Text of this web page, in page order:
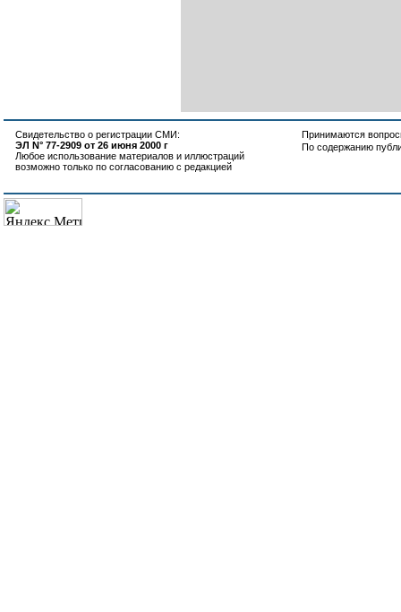
Свидетельство о регистрации СМИ:
ЭЛ N° 77-2909 от 26 июня 2000 г
Любое использование материалов и иллюстраций
возможно только по согласованию с редакцией
Принимаются
По содержанию